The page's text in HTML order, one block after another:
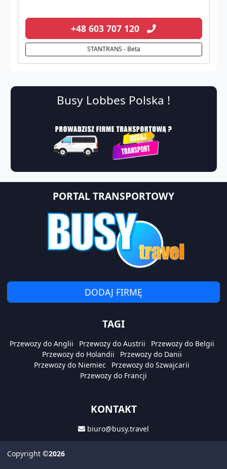
+48 603 707 120
STANTRANS - Beta
Busy Lobbes Polska !
PORTAL TRANSPORTOWY
DODAJ FIRMĘ
TAGI
Przewozy do Anglii Przewozy do Austrii
Przewozy do Belgii
Przewozy do Holandii
Przewozy do Danii
Przewozy do Niemiec
Przewozy do Szwajcarii
Przewozy do Francji
KONTAKT
biuro@busy.travel
Copyright ©2026